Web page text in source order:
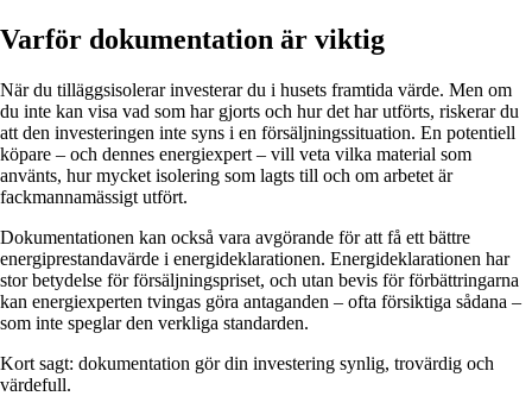
Varför dokumentation är viktig
När du tilläggsisolerar investerar du i husets framtida värde. Men om
du inte kan visa vad som har gjorts och hur det har utförts, riskerar du
att den investeringen inte syns i en försäljningssituation. En potentiell
köpare – och dennes energiexpert – vill veta vilka material som
använts, hur mycket isolering som lagts till och om arbetet är
fackmannamässigt utfört.
Dokumentationen kan också vara avgörande för att få ett bättre
energiprestandavärde i energideklarationen. Energideklarationen har
stor betydelse för försäljningspriset, och utan bevis för förbättringarna
kan energiexperten tvingas göra antaganden – ofta försiktiga sådana –
som inte speglar den verkliga standarden.
Kort sagt: dokumentation gör din investering synlig, trovärdig och
värdefull.